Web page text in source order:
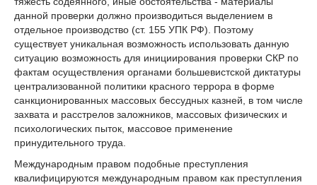
данной проверки должно производиться выделением в
отдельное производство (ст. 155 УПК РФ). Поэтому
существует уникальная возможность использовать данную
ситуацию возможность для инициирования проверки СКР по
фактам осуществления органами большевистской диктатуры
централизованной политики красного террора в форме
санкционированных массовых бессудных казней, в том числе
захвата и расстрелов заложников, массовых физических и
психологических пыток, массовое применение
принудительного труда.
Международным правом подобные преступления
квалифицируются международным правом как преступления